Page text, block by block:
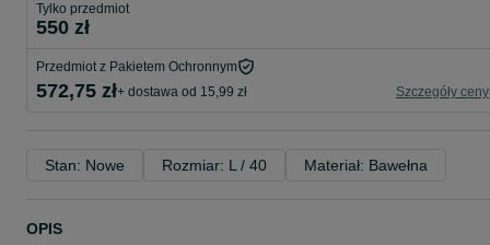
Tylko przedmiot
550 zł
Przedmiot z Pakietem Ochronnym
572,75 zł+ dostawa od 15,99 zł Szczegóły ceny
Stan: Nowe Rozmiar: L / 40 Materiał: Bawełna
OPIS